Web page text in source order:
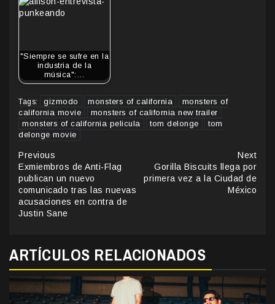
"Siempre se sufre en la
industria de la
música":…
Tags: gizmodo monsters of california
monsters of
california movie
monsters of california new trailer
monsters of california pelicula
tom delonge
tom
delonge movie
Continue
Reading
Previous
Exmiembros de Anti-Flag
publican un nuevo
comunicado tras las nuevas
acusaciones en contra de
Justin Sane
Next
Gorilla Biscuits llega por
primera vez a la Ciudad de
México
ARTÍCULOS RELACIONADOS